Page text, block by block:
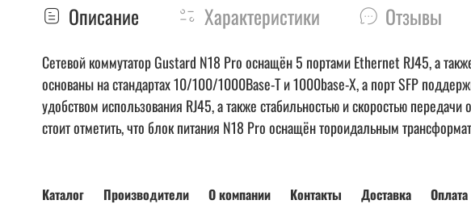
Описание Характеристики Отзывы
Сетевой коммутатор Gustard N18 Pro оснащён 5 портами Ethernet RJ45, а
основаны на стандартах 10/100/1000Base-T и 1000base-X, а порт SFP
удобством использования RJ45, а также стабильностью и скоростью
стоит отметить, что блок питания N18 Pro оснащён тороидальным
Каталог Производители О компании Контакты Доставка Оплата